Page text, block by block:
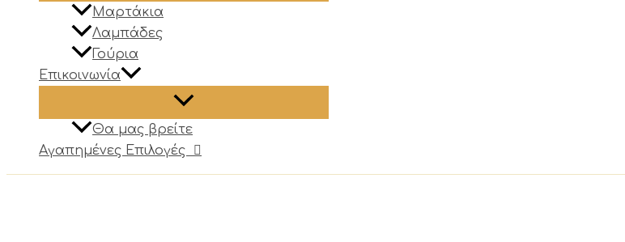
Μαρτάκια
Λαμπάδες
Γούρια
Επικοινωνία
Θα μας βρείτε
Αγαπημένες Επιλογές